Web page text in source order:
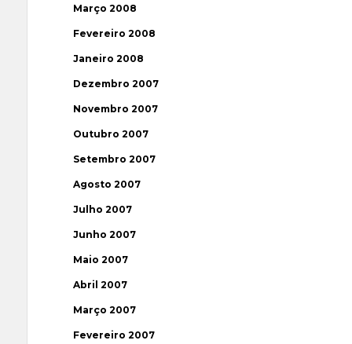
Março 2008
Fevereiro 2008
Janeiro 2008
Dezembro 2007
Novembro 2007
Outubro 2007
Setembro 2007
Agosto 2007
Julho 2007
Junho 2007
Maio 2007
Abril 2007
Março 2007
Fevereiro 2007